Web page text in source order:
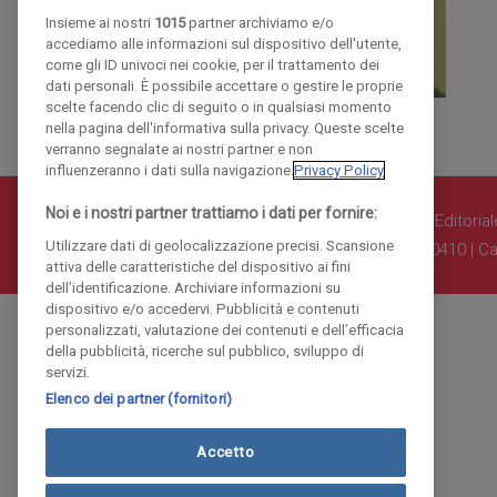
© COPYRIGHT 2018 - La Provincia di Como
Iscritta al Registro Imprese di Como al n. 10410 |
Insieme ai nostri 1015partner archiviamo e/o
accediamo alle informazioni sul dispositivo dell'utente,
come gli ID univoci nei cookie, per il trattamento dei
dati personali. È possibile accettare o gestire le proprie
scelte facendo clic di seguito o in qualsiasi momento
nella pagina dell'informativa sulla privacy. Queste scelte
verranno segnalate ai nostri partner e non
influenzeranno i dati sulla navigazione. Privacy Policy
Noi e i nostri partner trattiamo i dati per fornire:
Utilizzare dati di geolocalizzazione precisi. Scansione
attiva delle caratteristiche del dispositivo ai fini
dell’identificazione. Archiviare informazioni su
dispositivo e/o accedervi. Pubblicità e contenuti
personalizzati, valutazione dei contenuti e dell’efficacia
della pubblicità, ricerche sul pubblico, sviluppo di
servizi.
Elenco dei partner (fornitori)
Accetto